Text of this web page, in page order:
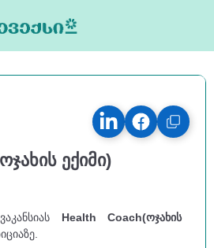
ექიმი)
Health Coach(ოჯახის